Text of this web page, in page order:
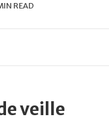
READ
veille